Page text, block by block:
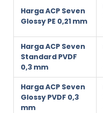
Harga ACP Seven
Glossy PE 0,21 mm
Harga ACP Seven
Standard PVDF
0,3 mm
Harga ACP Seven
Glossy PVDF 0,3
mm